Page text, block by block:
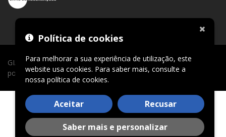
GIAGI © 2026. Todos os direitos reservados. Desenvolvimento
por
CLIC24®
Política de cookies
Para melhorar a sua experiência de utilização, este
website usa cookies. Para saber mais, consulte a
nossa política de cookies.
Aceitar Recusar
Saber mais e personalizar